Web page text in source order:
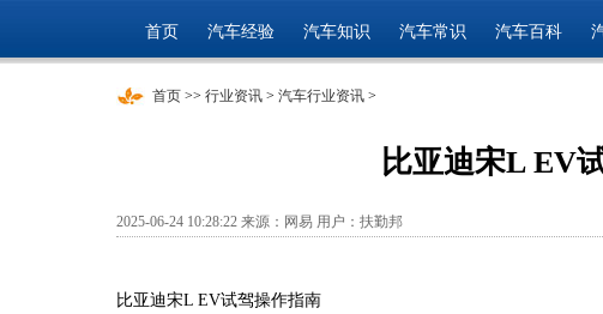
首页 汽车经验 汽车知识 汽车常识 汽车百科
首页 >> 行业资讯 > 汽车行业资讯 >
比亚迪宋L EV
2025-06-24 10:28:22 来源：网易 用户：扶勤邦
比亚迪宋L EV试驾操作指南